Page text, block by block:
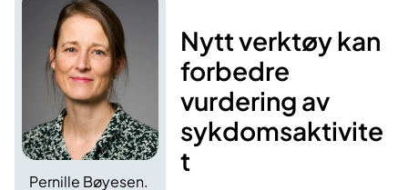
Pernille Bøyesen.
Nytt verktøy kan
forbedre
vurdering av
sykdomsaktivite
t